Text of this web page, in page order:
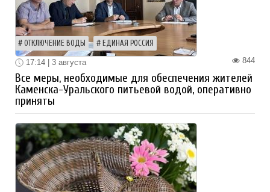
ОТКЛЮЧЕНИЕ ВОДЫ ЕДИНАЯ РОССИЯ
844
17:14 | 3 августа
Все меры, необходимые для обеспечения жителей
Каменска-Уральского питьевой водой, оперативно
приняты